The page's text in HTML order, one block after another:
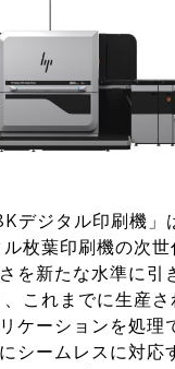
デジタル印刷機」
枚葉印刷機の次
を新たな水準に引
これまでに生産
ケーションを処理
シームレスに対応